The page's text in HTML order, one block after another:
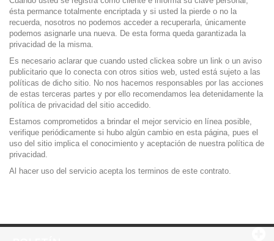
ésta permance totalmente encriptada y si usted la pierde o no la
recuerda, nosotros no podemos acceder a recuperarla, únicamente
podemos asignarle una nueva. De esta forma queda garantizada la
privacidad de la misma.
Es necesario aclarar que cuando usted clickea sobre un link o un aviso
publicitario que lo conecta con otros sitios web, usted está sujeto a las
políticas de dicho sitio. No nos hacemos responsables por las acciones
de estas terceras partes y por ello recomendamos lea detenidamente la
política de privacidad del sitio accedido.
Estamos comprometidos a brindar el mejor servicio en línea posible,
verifique periódicamente si hubo algún cambio en esta página, pues el
uso del sitio implica el conocimiento y aceptación de nuestra política de
privacidad.
Al hacer uso del servicio acepta los terminos de este contrato.